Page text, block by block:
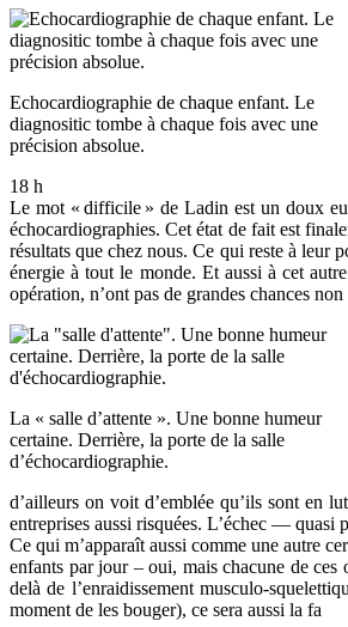
Echocardiographie de chaque enfant. Le
diagnositic tombe à chaque fois avec une
précision absolue.
18 h
Le mot « difficile » de Ladin est un doux
échocardiographies. Cet état de fait est
résultats que chez nous. Ce qui reste à leur
énergie à tout le monde. Et aussi à cet
opération, n’ont pas de grandes chances
La « salle d’attente ». Une bonne humeur
certaine. Derrière, la porte de la salle
d’échocardiographie.
d’ailleurs on voit d’emblée qu’ils sont en
entreprises aussi risquées. L’échec —
Ce qui m’apparaît aussi comme une autre
enfants par jour – oui, mais chacune de
delà de l’enraidissement musculo-
moment de les bouger), ce sera aussi la fa